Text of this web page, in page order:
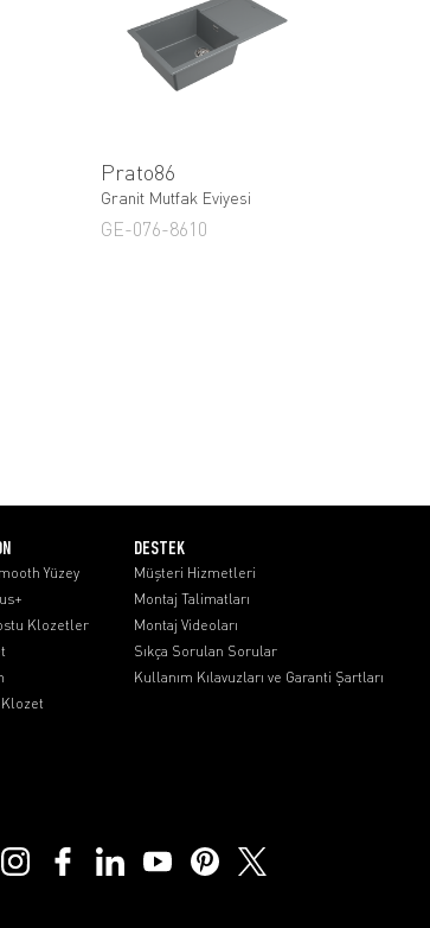
Prato86
Granit Mutfak Eviyesi
GE-076-8610
Yüzey
Klozetler
DESTEK
Müşteri Hizmetleri
Montaj Talimatları
Montaj Videoları
Sıkça Sorulan Sorular
Kullanım Kılavuzları ve Garanti Şartları